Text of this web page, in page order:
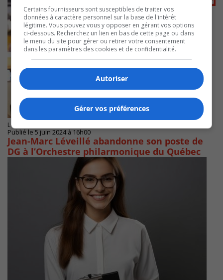
LONGUEUIL
Publié le 5 juin 2024 à 16h00
Jean-Marc Léveillé abandonne son poste de
DG à l’Orchestre philarmonique du Québec
Certains fournisseurs sont susceptibles de traiter vos
données à caractère personnel sur la base de l'intérêt
légitime. Vous pouvez vous y opposer en gérant vos options
ci-dessous. Recherchez un lien en bas de cette page ou dans
le menu du site pour gérer ou retirer votre consentement
dans les paramètres des cookies et de confidentialité.
Autoriser
Gérer vos préférences